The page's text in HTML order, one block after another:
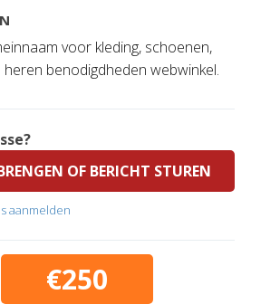
voor kleding, schoenen,
benodigdheden webwinkel.
OF BERICHT STUREN
aanmelden
€250